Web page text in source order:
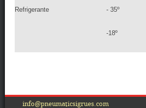
Refrigerante - 35º
-18º
info@pneumaticsigrues.com